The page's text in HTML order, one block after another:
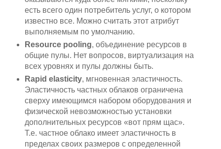
есть всего один потребитель услуг, о котором
известно все. Можно считать этот атрибут
выполняемым по умолчанию.
Resource pooling, объединение ресурсов в
общие пулы. Нет вопросов, виртуализация на
всех уровнях и пулы должны быть.
Rapid elasticity, мгновенная эластичность.
Эластичность частных облаков ограничена
сверху имеющимся набором оборудования и
физической невозможностью установки
дополнительных ресурсов «вот прям щас».
Т.е. частное облако имеет эластичность в
пределах своих размеров с определенной